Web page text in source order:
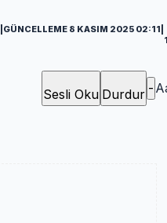
GÜNCELLEME 8 KASIM 2025 02:11
Sesli Oku Durdur -